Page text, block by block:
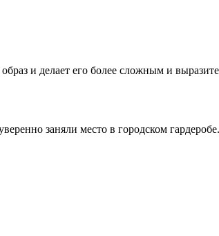
и делает его более сложным и
заняли место в городском гардеробе.